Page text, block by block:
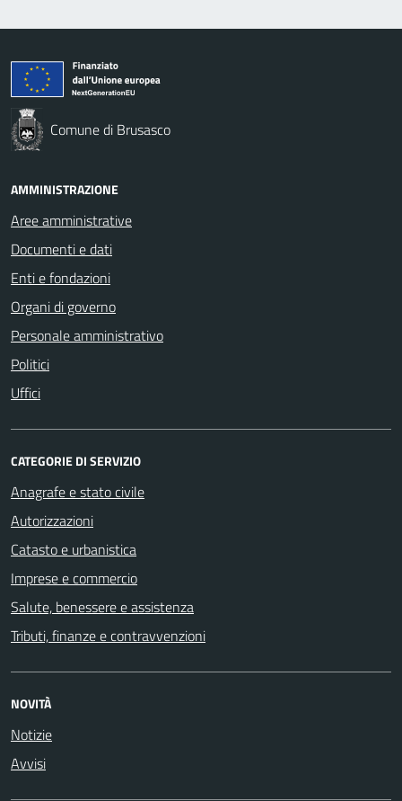
Comune di Brusasco
AMMINISTRAZIONE
Aree amministrative
Documenti e dati
Enti e fondazioni
Organi di governo
Personale amministrativo
Politici
Uffici
CATEGORIE DI SERVIZIO
Anagrafe e stato civile
Autorizzazioni
Catasto e urbanistica
Imprese e commercio
Salute, benessere e assistenza
Tributi, finanze e contravvenzioni
NOVITÀ
Notizie
Avvisi